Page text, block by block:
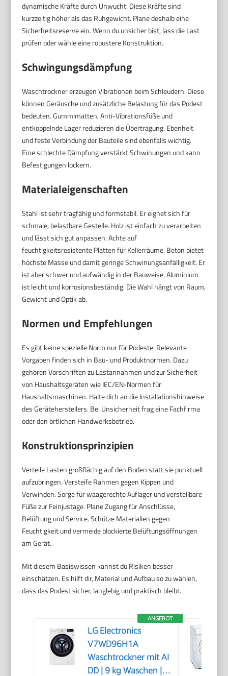
dynamische Kräfte durch Unwucht. Diese Kräfte sind
kurzzeitig höher als das Ruhgewicht. Plane deshalb eine
Sicherheitsreserve ein. Wenn du unsicher bist, lass die Last
prüfen oder wähle eine robustere Konstruktion.
Schwingungsdämpfung
Waschtrockner erzeugen Vibrationen beim Schleudern. Diese
können Geräusche und zusätzliche Belastung für das Podest
bedeuten. Gummimatten, Anti-Vibrationsfüße und
entkoppelnde Lager reduzieren die Übertragung. Ebenheit
und feste Verbindung der Bauteile sind ebenfalls wichtig.
Eine schlechte Dämpfung verstärkt Schwinungen und kann
Befestigungen lockern.
Materialeigenschaften
Stahl ist sehr tragfähig und formstabil. Er eignet sich für
schmale, belastbare Gestelle. Holz ist einfach zu verarbeiten
und lässt sich gut anpassen. Achte auf
feuchtigkeitsresistente Platten für Kellerräume. Beton bietet
höchste Masse und damit geringe Schwinungsanfälligkeit. Er
ist aber schwer und aufwändig in der Bauweise. Aluminium
ist leicht und korrosionsbeständig. Die Wahl hängt von Raum,
Gewicht und Optik ab.
Normen und Empfehlungen
Es gibt keine spezielle Norm nur für Podeste. Relevante
Vorgaben finden sich in Bau- und Produktnormen. Dazu
gehören Vorschriften zu Lastannahmen und zur Sicherheit
von Haushaltsgeräten wie IEC/EN-Normen für
Haushaltsmaschinen. Halte dich an die Installationshinweise
des Geräteherstellers. Bei Unsicherheit frag eine Fachfirma
oder den örtlichen Handwerksbetrieb.
Konstruktionsprinzipien
Verteile Lasten großflächig auf den Boden statt sie punktuell
aufzubringen. Versteife Rahmen gegen Kippen und
Verwinden. Sorge für waagerechte Auflager und verstellbare
Füße zur Feinjustage. Plane Zugang für Anschlüsse,
Belüftung und Service. Schütze Materialien gegen
Feuchtigkeit und vermeide blockierte Belüftungsöffnungen
am Gerät.
Mit diesem Basiswissen kannst du Risiken besser
einschätzen. Es hilft dir, Material und Aufbau so zu wählen,
dass das Podest sicher, langlebig und praktisch bleibt.
ANGEBOT
LG Electronics
V7WD96H1A
Waschtrockner mit AI
DD | 9 kg Waschen | 6